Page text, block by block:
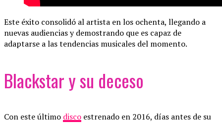
Este éxito consolidó al artista en los ochenta, llegando a
nuevas audiencias y demostrando que es capaz de
adaptarse a las tendencias musicales del momento.
Blackstar y su deceso
Con este último disco estrenado en 2016, días antes de su